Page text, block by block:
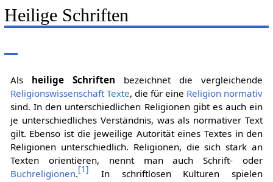
Heilige Schriften
Als heilige Schriften bezeichnet die vergleichende
Religionswissenschaft Texte, die für eine Religion normativ
sind. In den unterschiedlichen Religionen gibt es auch ein
je unterschiedliches Verständnis, was als normativer Text
gilt. Ebenso ist die jeweilige Autorität eines Textes in den
Religionen unterschiedlich. Religionen, die sich stark an
Texten orientieren, nennt man auch Schrift- oder
Buchreligionen.[1] In schriftlosen Kulturen spielen